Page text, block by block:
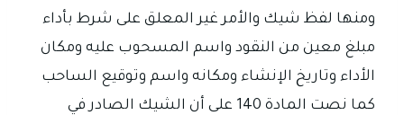
ومنها لفظ شيك والأمر غير المعلق على شرط بأداء
مبلغ معين من النقود واسم المسحوب عليه ومكان
الأداء وتاريخ الإنشاء ومكانه واسم وتوقيع الساحب
كما نصت المادة 140 على أن الشيك الصادر في